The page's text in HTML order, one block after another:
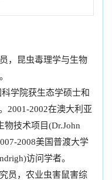
昆虫毒理学与生物
学院获生态学硕士和
2001-2002在澳大利亚
物技术项目(Dr.John
2008美国普渡大学
访问学者。
，农业虫害鼠害综